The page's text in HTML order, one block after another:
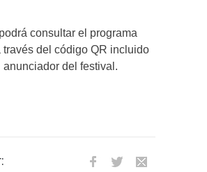
consultar el programa
través del código QR incluido
anunciador del festival.